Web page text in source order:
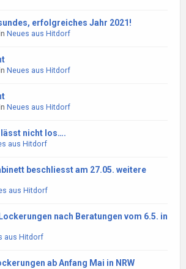
erfolgreiches Jahr 2021!
Neues aus Hitdorf
Neues aus Hitdorf
Neues aus Hitdorf
nicht los….
aus Hitdorf
beschliesst am 27.05. weitere
aus Hitdorf
nach Beratungen vom 6.5. in
aus Hitdorf
ab Anfang Mai in NRW